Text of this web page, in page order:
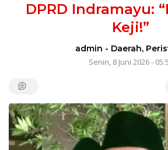
DPRD Indramayu:
Keji!”
admin - Daerah,
Senin, 8 Juni 2026 -